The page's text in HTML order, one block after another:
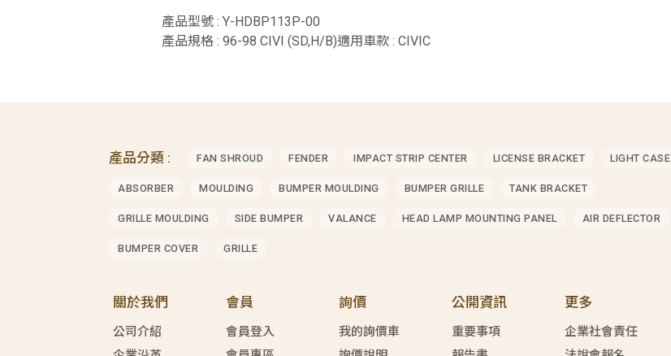
產品型號 : Y-HDBP113P-00
產品規格 : 96-98 CIVI (SD,H/B)適用車款 : CIVIC
產品分類 : FAN SHROUD FENDER IMPACT STRIP CENTER LICENSE BRACKET LIGHT CASE
ABSORBER MOULDING BUMPER MOULDING BUMPER GRILLE TANK BRACKET
GRILLE MOULDING SIDE BUMPER VALANCE HEAD LAMP MOUNTING PANEL AIR DEFLECTOR
BUMPER COVER GRILLE
關於我們
公司介紹
會員
會員登入
詢價
我的詢價車
公開資訊
重要事項
更多
企業社會責任